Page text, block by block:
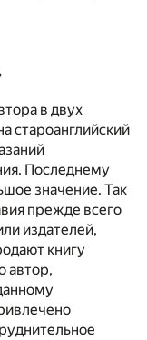
в двух
староанглийский
Последнему
значение. Так
прежде всего
издателей,
книгу
автор,